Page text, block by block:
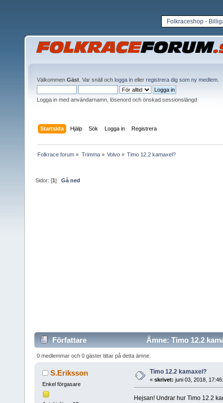
Folkraceshop -
Välkommen Gäst . Var snäll och logga in eller registrera dig som ny medlem
Logga in med användarnamn, lösenord och önskad sessionslängd
Startsida Hjälp Sök Logga in Registrera
Folkrace forum » Trimma» Volvo» Timo 12.2 kamaxel?
Sidor: [1]Gå ned
Författare Ämne: Timo 12.2
0 medlemmar och 0 gäster tittar på detta ämne.
S.Eriksson
Enkel förgasare
Timo 12.2 kamaxel?
« skrivet: juni 03, 2018,
Hejsan! Undrar hur Timo 12.2